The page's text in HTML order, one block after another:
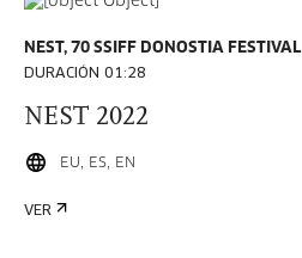
NEST, 70 SSIFF DONOSTIA FESTIVAL
DURACIÓN 01:28
NEST 2022
EU, ES, EN
VER